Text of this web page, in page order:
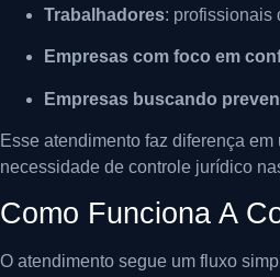
Trabalhadores: profissionais
Empresas com foco em
Empresas buscando
Esse atendimento faz diferença
necessidade de controle jurídico
Como Funciona A
O atendimento segue um fluxo